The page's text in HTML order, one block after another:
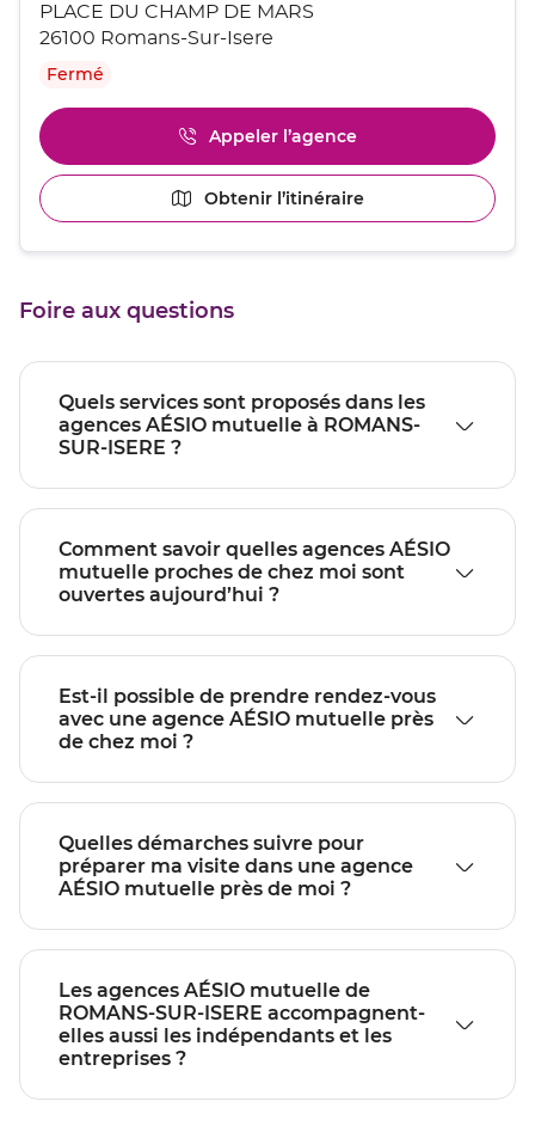
ENTRÉE
pour
amples
informations
[ECHAP
pour
quitter]
:PLACE DU CHAMP DE MARS
26100 Romans-Sur-Isere
Fermé
Appeler l’agence
Afficher
le
numéro
de
du
SUR-
Obtenir l’itinéraire
jusqu'au
de
Foire aux questions
Quels services sont proposés dans les
agences AÉSIO mutuelle à ROMANS-
SUR-ISERE ?
Comment savoir quelles agences AÉSIO
mutuelle proches de chez moi sont
ouvertes aujourd’hui ?
Est-il possible de prendre rendez-vous
avec une agence AÉSIO mutuelle près
de chez moi ?
Quelles démarches suivre pour
préparer ma visite dans une agence
AÉSIO mutuelle près de moi ?
Les agences AÉSIO mutuelle de
ROMANS-SUR-ISERE accompagnent-
elles aussi les indépendants et les
entreprises ?